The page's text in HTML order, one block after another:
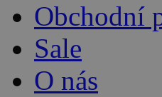
Obchodní
Sale
O nás